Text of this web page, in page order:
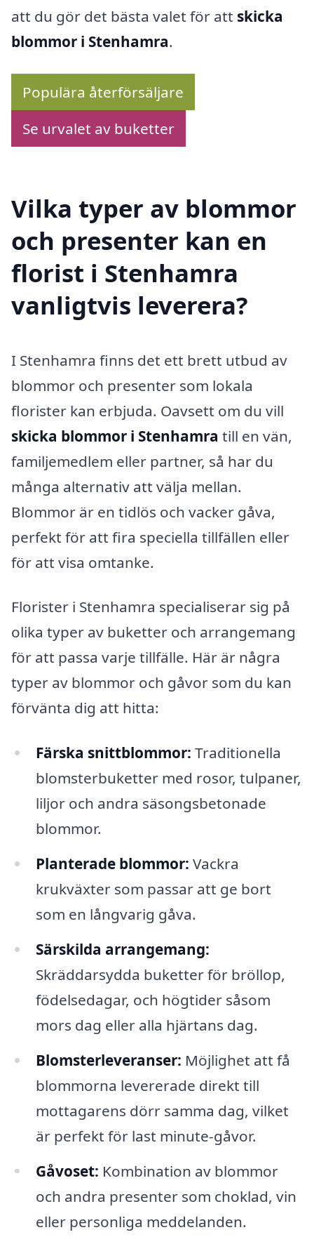
att du gör det bästa valet för att skicka
blommor i Stenhamra.
Populära återförsäljare
Se urvalet av buketter
Vilka typer av blommor
och presenter kan en
florist i Stenhamra
vanligtvis leverera?
I Stenhamra finns det ett brett utbud av
blommor och presenter som lokala
florister kan erbjuda. Oavsett om du vill
skicka blommor i Stenhamra till en vän,
familjemedlem eller partner, så har du
många alternativ att välja mellan.
Blommor är en tidlös och vacker gåva,
perfekt för att fira speciella tillfällen eller
för att visa omtanke.
Florister i Stenhamra specialiserar sig på
olika typer av buketter och arrangemang
för att passa varje tillfälle. Här är några
typer av blommor och gåvor som du kan
förvänta dig att hitta:
Färska snittblommor: Traditionella
blomsterbuketter med rosor, tulpaner,
liljor och andra säsongsbetonade
blommor.
Planterade blommor: Vackra
krukväxter som passar att ge bort
som en långvarig gåva.
Särskilda arrangemang:
Skräddarsydda buketter för bröllop,
födelsedagar, och högtider såsom
mors dag eller alla hjärtans dag.
Blomsterleveranser: Möjlighet att få
blommorna levererade direkt till
mottagarens dörr samma dag, vilket
är perfekt för last minute-gåvor.
Gåvoset: Kombination av blommor
och andra presenter som choklad, vin
eller personliga meddelanden.